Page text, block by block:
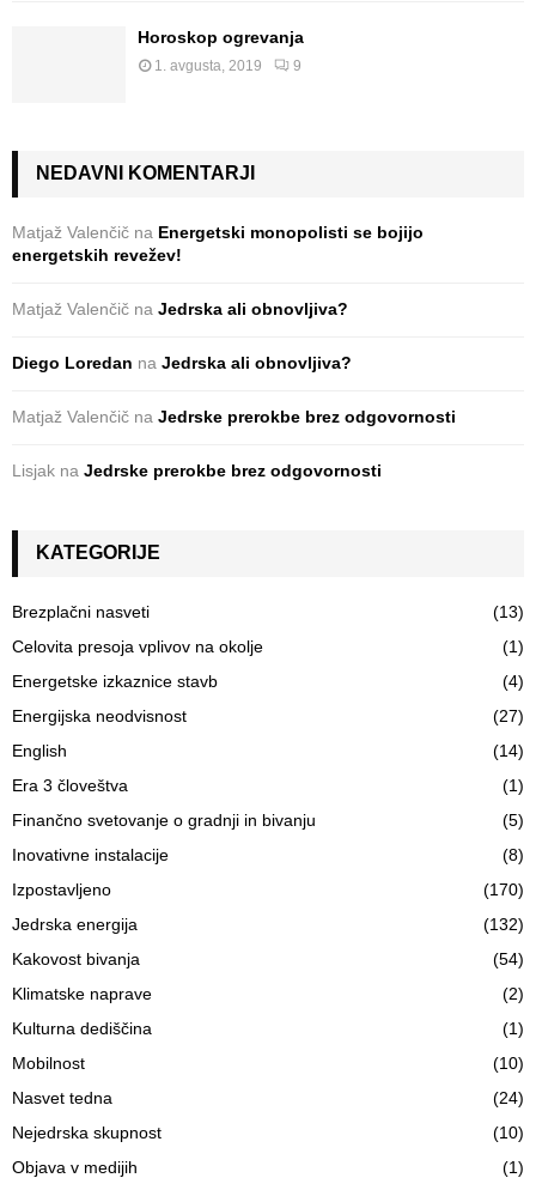
Horoskop ogrevanja
1. avgusta, 2019 9
NEDAVNI KOMENTARJI
Matjaž Valenčič na Energetski monopolisti se bojijo
energetskih revežev!
Matjaž Valenčič na Jedrska ali obnovljiva?
Diego Loredan na Jedrska ali obnovljiva?
Matjaž Valenčič na Jedrske prerokbe brez odgovornosti
Lisjak na Jedrske prerokbe brez odgovornosti
KATEGORIJE
Brezplačni nasveti
(13)
Celovita presoja vplivov na okolje
(1)
Energetske izkaznice stavb
(4)
Energijska neodvisnost
(27)
English
(14)
Era 3 človeštva
(1)
Finančno svetovanje o gradnji in bivanju
(5)
Inovativne instalacije
(8)
Izpostavljeno
(170)
Jedrska energija
(132)
Kakovost bivanja
(54)
Klimatske naprave
(2)
Kulturna dediščina
(1)
Mobilnost
(10)
Nasvet tedna
(24)
Nejedrska skupnost
(10)
Objava v medijih
(1)